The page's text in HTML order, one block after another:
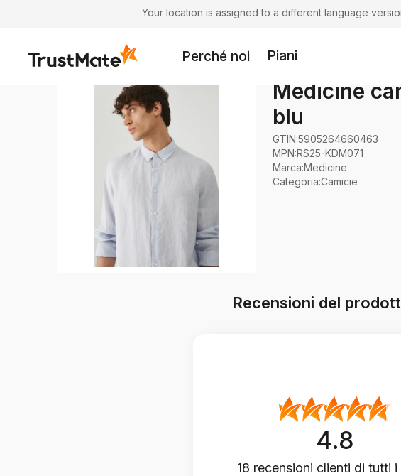
Your location is assigned to a different language
Perché noi Piani
Medicine
blu
GTIN:5905264660463
MPN:RS25-KDM071
Marca:Medicine
Categoria:Camicie
Recensioni del
4.8
18 recensioni clienti di tutti i